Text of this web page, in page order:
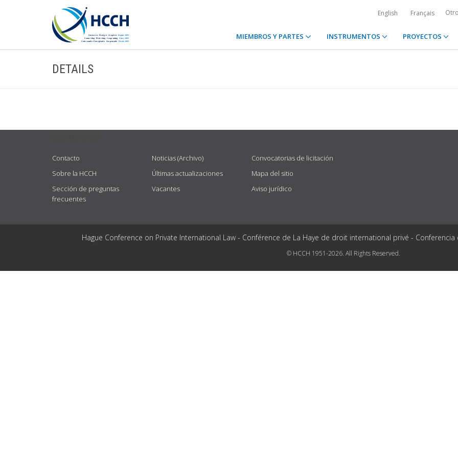
English Français
MIEMBROS Y PARTES INSTRUMENTOS PROYECTOS
DETAILS
Contacto
Sobre la HCCH
Sección de preguntas
frecuentes
Noticias (Archivo)
Últimas actualizaciones
Vacantes
Convocatorias de licitación
Mapa del sitio
Aviso jurídico
Hague Conference on Private International Law - Conférence de La Haye de droit international privé -
© HCCH 1951-2026. All Rights Reserved.